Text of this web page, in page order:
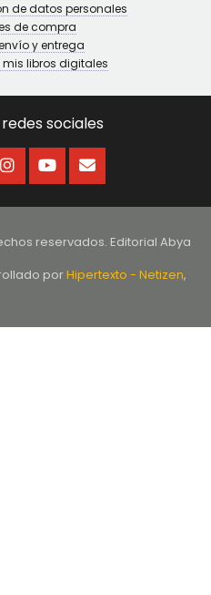
de datos personales
de compra
y entrega
libros digitales
sociales
reservados. Editorial Abya
porHipertexto - Netizen,